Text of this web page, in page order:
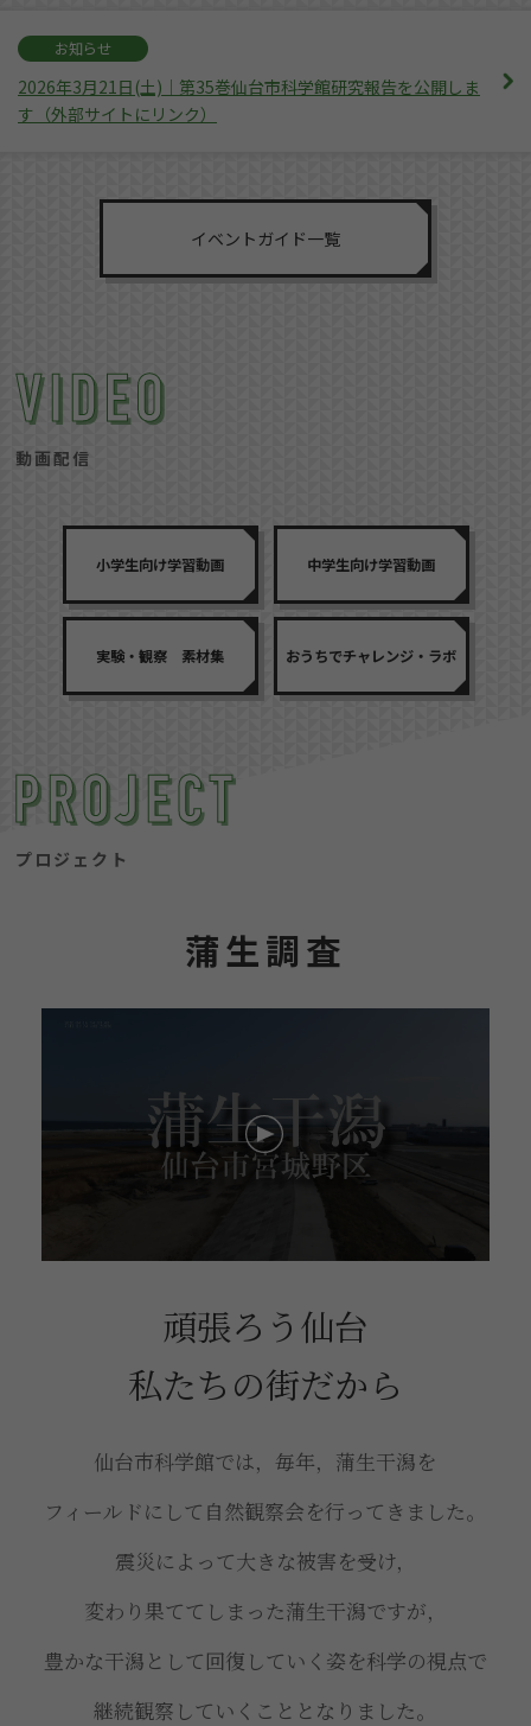
お知らせ
2026年3月21日(土)｜第35巻仙台市科学館研究報告を公開しま
す（外部サイトにリンク）
イベントガイド一覧
動画配信
小学生向け学習動画 中学生向け学習動画
実験・観察 素材集 おうちでチャレンジ・ラボ
プロジェクト
蒲生調査
頑張ろう仙台
私たちの街だから
仙台市科学館では，毎年，蒲生干潟を
フィールドにして自然観察会を行ってきました。
震災によって大きな被害を受け，
変わり果ててしまった蒲生干潟ですが，
豊かな干潟として回復していく姿を科学の視点で
継続観察していくこととなりました。